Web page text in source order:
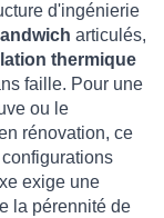
d'ingénierie
articulés,
thermique
faille. Pour une
ou le
rénovation, ce
exige une
la pérennité de